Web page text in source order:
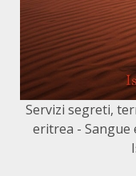
Servizi segreti,
eritrea - Sangue